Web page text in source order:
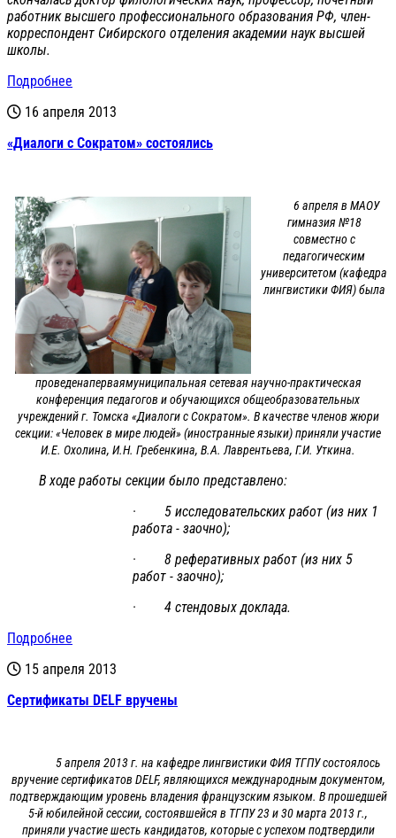
работник высшего профессионального образования РФ, член-
корреспондент Сибирского отделения академии наук высшей
школы.
Подробнее
16 апреля 2013
«Диалоги с Сократом» состоялись
6 апреля в МАОУ
гимназия №18
совместно с
педагогическим
университетом (кафедра
лингвистики ФИЯ) была
проведенаперваямуниципальная сетевая научно-практическая
конференция педагогов и обучающихся общеобразовательных
учреждений г. Томска «Диалоги с Сократом». В качестве членов жюри
секции: «Человек в мире людей» (иностранные языки) приняли участие
И.Е. Охолина, И.Н. Гребенкина, В.А. Лаврентьева, Г.И. Уткина.
В ходе работы секции было представлено:
· 5 исследовательских работ (из них 1
работа - заочно);
· 8 реферативных работ (из них 5
работ - заочно);
· 4 стендовых доклада.
Подробнее
15 апреля 2013
Сертификаты DELF вручены
5 апреля 2013 г. на кафедре лингвистики ФИЯ ТГПУ состоялось
вручение сертификатов DELF, являющихся международным документом,
подтверждающим уровень владения французским языком. В прошедшей
5-й юбилейной сессии, состоявшейся в ТГПУ 23 и 30 марта 2013 г.,
приняли участие шесть кандидатов, которые с успехом подтвердили